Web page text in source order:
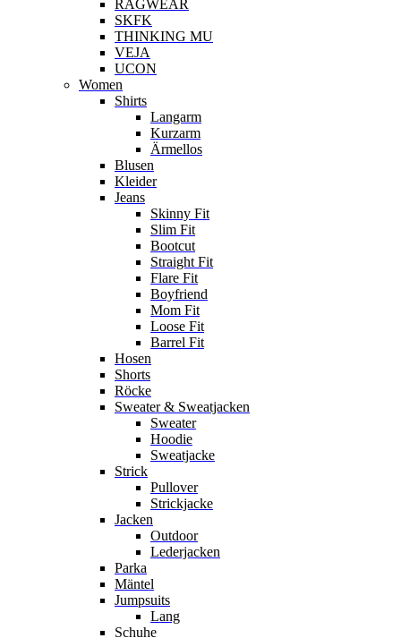
RAGWEAR
SKFK
THINKING MU
VEJA
UCON
Women
Shirts
Langarm
Kurzarm
Ärmellos
Blusen
Kleider
Jeans
Skinny Fit
Slim Fit
Bootcut
Straight Fit
Flare Fit
Boyfriend
Mom Fit
Loose Fit
Barrel Fit
Hosen
Shorts
Röcke
Sweater & Sweatjacken
Sweater
Hoodie
Sweatjacke
Strick
Pullover
Strickjacke
Jacken
Outdoor
Lederjacken
Parka
Mäntel
Jumpsuits
Lang
Schuhe